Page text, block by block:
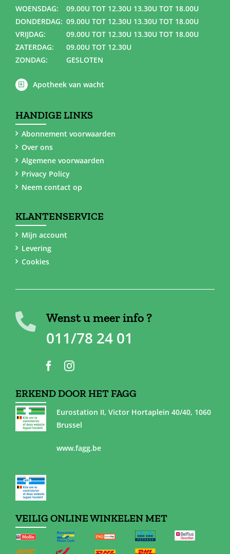
WOENSDAG:
09.00U TOT 12.30U 13.30U TOT 18.00U
DONDERDAG: 09.00U TOT 12.30U 13.30U TOT 18.00U
VRIJDAG:
09.00U TOT 12.30U 13.30U TOT 18.00U
ZATERDAG:
09.00U TOT 12.30U
ZONDAG:
GESLOTEN
Apotheek van wacht
HANDIGE LINKS
Abonnement voorwaarden
Over ons
Algemene voorwaarden
Privacy Policy
Neem contact op
KLANTENSERVICE
Mijn account
Levering
Cookies
Wenst u meer info ?
011/78 24 01
ERKEND DOOR HET FAGG
Eurostation II, Victor Hortaplein 40/40, 1060
Brussel
www.fagg.be
VEILIG ONLINE WINKELEN MET